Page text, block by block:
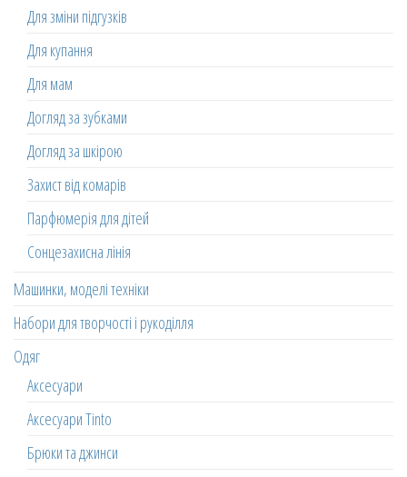
Для зміни підгузків
Для купання
Для мам
Догляд за зубками
Догляд за шкірою
Захист від комарів
Парфюмерія для дітей
Сонцезахисна лінія
Машинки, моделі техніки
Набори для творчості і рукоділля
Одяг
Аксесуари
Аксесуари Tinto
Брюки та джинси